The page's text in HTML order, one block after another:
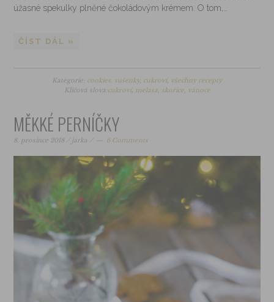
úžasné spekulky plněné čokoládovým krémem. O tom,…
ČÍST DÁL »
Kategorie: cookies, sušenky, cukroví, všechny recepty
Klíčová slova:cukroví, melasa, skořice, vánoce
MĚKKÉ PERNÍČKY
8. prosince 2018 jarka 6 Comments